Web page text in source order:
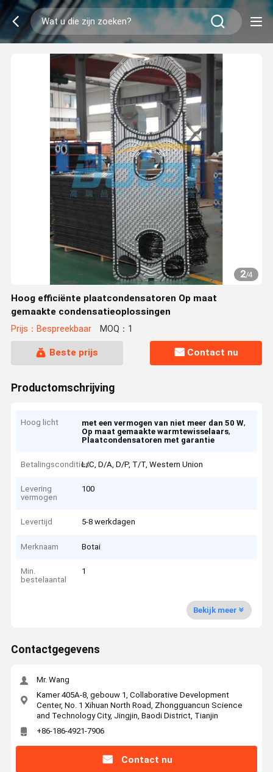
2/4
Hoog efficiënte plaatcondensatoren Op maat
gemaakte condensatieoplossingen
Prijs：Bespreekbaar MOQ：1
Beste prijs Contact nu
Productomschrijving
Hoog licht met een vermogen van niet meer dan 50 W,
Op maat gemaakte warmtewisselaars,
Plaatcondensatoren met garantie
BetalingsconditiesL/C, D/A, D/P, T/T, Western Union
Levering
vermogen
100
Levertijd 5-8 werkdagen
Merknaam Botai
Min.
bestelaantal
1
Bekijk meer
Contactgegevens
Mr. Wang
Kamer 405A-8, gebouw 1, Collaborative Development
Center, No. 1 Xihuan North Road, Zhongguancun Science
and Technology City, Jingjin, Baodi District, Tianjin
+86-186-4921-7906
Contact nu